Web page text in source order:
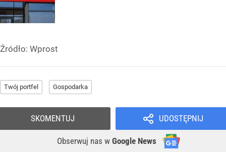
Źródło: Wprost
Twój portfel Gospodarka
UDOSTĘPNIJ
Obserwuj nas w Google News
SKOMENTUJ